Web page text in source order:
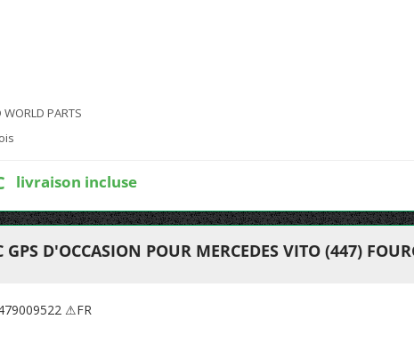
WORLD PARTS
livraison incluse
GPS D'OCCASION POUR MERCEDES VITO (447)
⚠FR